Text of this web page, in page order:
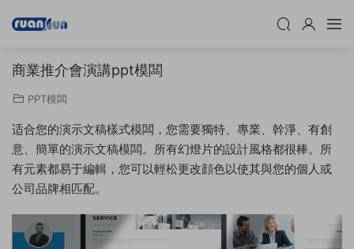
商業推介會演講ppt模闆
PPT模闆
适合您的演示文稿樣式模闆，您需要獨特、專業、幹淨、有創
意、簡單的演示文稿模闆。所有幻燈片的設計風格都很棒。所
有元素都易于編輯，您可以輕松更改顔色以使其與您的個人或
公司品牌相匹配。